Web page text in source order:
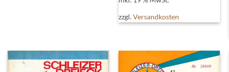
zzgl.Versandkosten